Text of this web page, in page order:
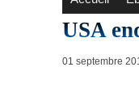
USA
01 septembre